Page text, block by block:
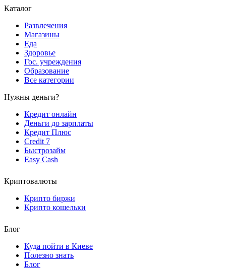
Каталог
Развлечения
Магазины
Еда
Здоровье
Гос. учреждения
Образование
Все категории
Нужны деньги?
Кредит онлайн
Деньги до зарплаты
Кредит Плюс
Credit 7
Быстрозайм
Easy Cash
Криптовалюты
Крипто биржи
Крипто кошельки
Блог
Куда пойти в Киеве
Полезно знать
Блог